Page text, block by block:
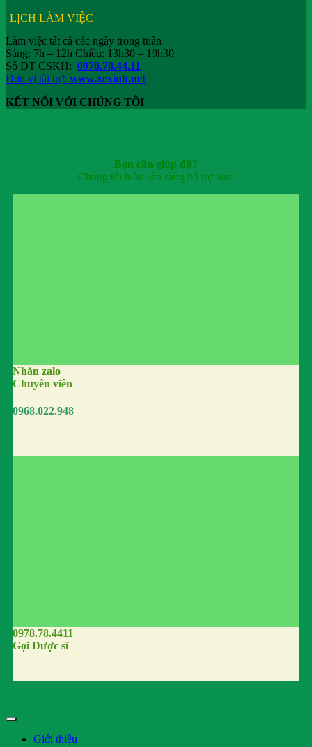
LỊCH LÀM VIỆC
Làm việc tất cả các ngày trong tuần
Sáng: 7h – 12h Chiều: 13h30 – 19h30
Số ĐT CSKH: 0978.78.44.11
Đơn vị tài trợ: www.xexinh.net
KẾT NỐI VỚI CHÚNG TÔI
Bạn cần giúp đỡ?
Chúng tôi luôn sẵn sàng hỗ trợ bạn.
Nhắn zalo
Chuyên viên
0968.022.948
0978.78.4411
Gọi Dược sĩ
Giới thiệu